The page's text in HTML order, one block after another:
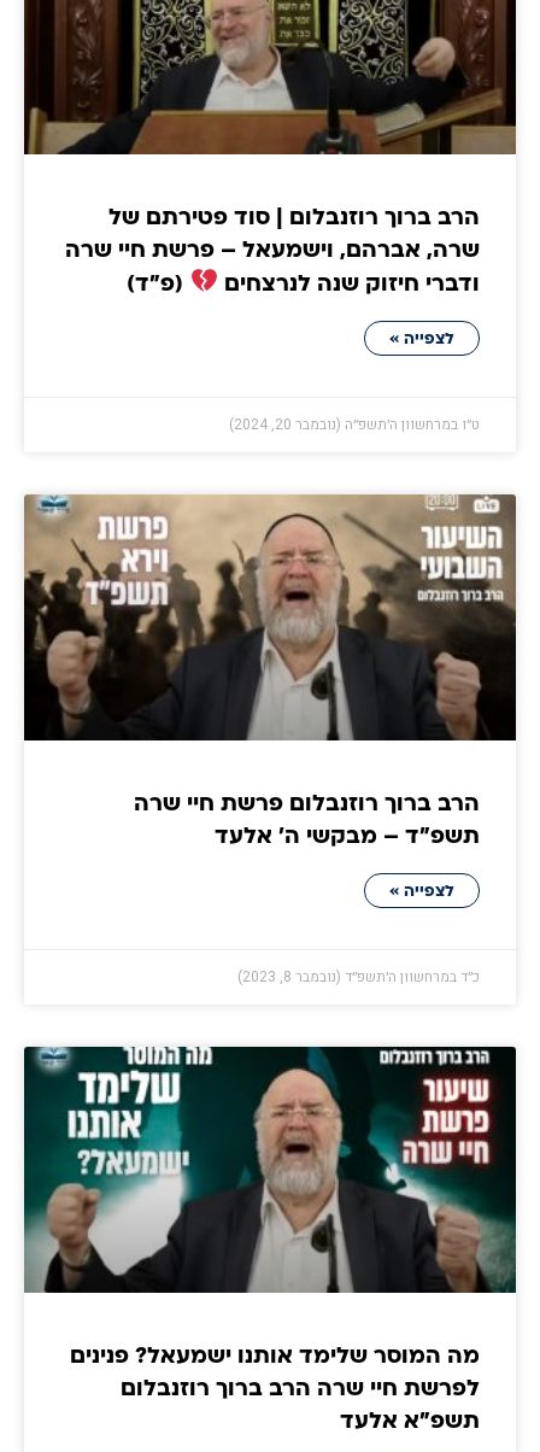
הרב ברוך רוזנבלום | סוד פטירתם של
שרה, אברהם, וישמעאל – פרשת חיי שרה
ודברי חיזוק שנה לנרצחים
(פ״ד)
לצפייה »
ט״ו במרחשוון ה׳תשפ״ה (נובמבר 20, 2024)
הרב ברוך רוזנבלום פרשת חיי שרה
תשפ"ד – מבקשי ה' אלעד
לצפייה »
כ״ד במרחשוון ה׳תשפ״ד (נובמבר 8, 2023)
מה המוסר שלימד אותנו ישמעאל? פנינים
לפרשת חיי שרה הרב ברוך רוזנבלום
תשפ״א אלעד